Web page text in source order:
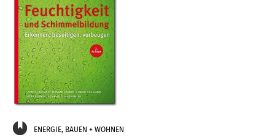
ENERGIE, BAUEN + WOHNEN